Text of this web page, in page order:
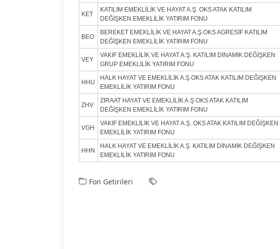
KET
KATILIM EMEKLİLİK VE HAYAT A.Ş. OKS ATAK KATILIM
DEĞİŞKEN EMEKLİLİK YATIRIM FONU
BEO
BEREKET EMEKLİLİK VE HAYAT A.Ş.OKS AGRESİF KATILIM
DEĞİŞKEN EMEKLİLİK YATIRIM FONU
VEY
VAKIF EMEKLİLİK VE HAYAT A.Ş. KATILIM DİNAMİK DEĞİŞKEN
GRUP EMEKLİLİK YATIRIM FONU
HHU
HALK HAYAT VE EMEKLİLİK A.Ş.OKS ATAK KATILIM DEĞİŞKEN
EMEKLİLİK YATIRIM FONU
ZHV
ZİRAAT HAYAT VE EMEKLİLİK A.Ş.OKS ATAK KATILIM
DEĞİŞKEN EMEKLİLİK YATIRIM FONU
VGH
VAKIF EMEKLİLİK VE HAYAT A.Ş. OKS ATAK KATILIM DEĞİŞKEN
EMEKLİLİK YATIRIM FONU
HHN
HALK HAYAT VE EMEKLİLİK A.Ş. KATILIM DİNAMİK DEĞİŞKEN
EMEKLİLİK YATIRIM FONU
Fon Getirileri